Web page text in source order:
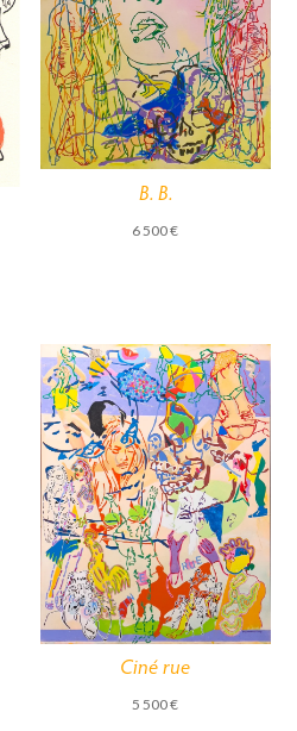
B. B.
6 500€
Ciné rue
5 500€